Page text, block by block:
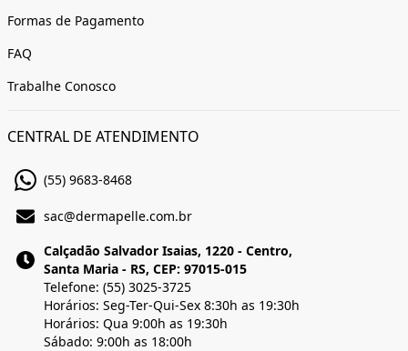
Formas de Pagamento
FAQ
Trabalhe Conosco
CENTRAL DE ATENDIMENTO
(55) 9683-8468
sac@dermapelle.com.br
Calçadão Salvador Isaias, 1220 - Centro,
Santa Maria - RS, CEP: 97015-015
Telefone: (55) 3025-3725
Horários: Seg-Ter-Qui-Sex 8:30h as 19:30h
Horários: Qua 9:00h as 19:30h
Sábado: 9:00h as 18:00h